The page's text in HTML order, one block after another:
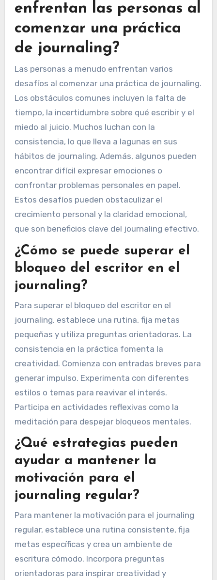
enfrentan las personas al
comenzar una práctica
de journaling?
Las personas a menudo enfrentan varios
desafíos al comenzar una práctica de journaling.
Los obstáculos comunes incluyen la falta de
tiempo, la incertidumbre sobre qué escribir y el
miedo al juicio. Muchos luchan con la
consistencia, lo que lleva a lagunas en sus
hábitos de journaling. Además, algunos pueden
encontrar difícil expresar emociones o
confrontar problemas personales en papel.
Estos desafíos pueden obstaculizar el
crecimiento personal y la claridad emocional,
que son beneficios clave del journaling efectivo.
¿Cómo se puede superar el
bloqueo del escritor en el
journaling?
Para superar el bloqueo del escritor en el
journaling, establece una rutina, fija metas
pequeñas y utiliza preguntas orientadoras. La
consistencia en la práctica fomenta la
creatividad. Comienza con entradas breves para
generar impulso. Experimenta con diferentes
estilos o temas para reavivar el interés.
Participa en actividades reflexivas como la
meditación para despejar bloqueos mentales.
¿Qué estrategias pueden
ayudar a mantener la
motivación para el
journaling regular?
Para mantener la motivación para el journaling
regular, establece una rutina consistente, fija
metas específicas y crea un ambiente de
escritura cómodo. Incorpora preguntas
orientadoras para inspirar creatividad y